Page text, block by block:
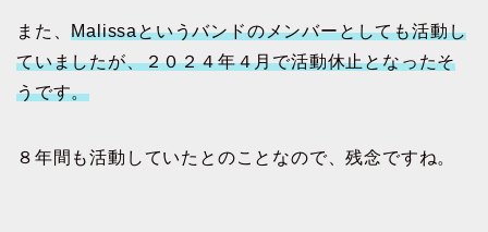
また、Malissaというバンドのメンバーとしても活動し
ていましたが、２０２４年４月で活動休止となったそ
うです。
８年間も活動していたとのことなので、残念ですね。